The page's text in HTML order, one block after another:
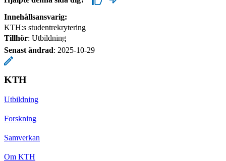
Innehållsansvarig:
KTH:s studentrekrytering
Tillhör: Utbildning
Senast ändrad: 2025-10-29
KTH
Utbildning
Forskning
Samverkan
Om KTH